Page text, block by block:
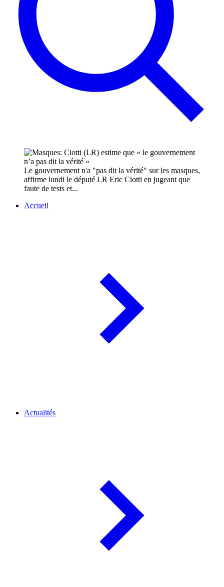
Le gouvernement n'a "pas dit la vérité" sur les masques,
affirme lundi le député LR Eric Ciotti en jugeant que
faute de tests et...
Accueil
Actualités